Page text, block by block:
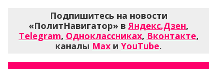
Подпишитесь на новости
«ПолитНавигатор» вЯндекс.Дзен,
Telegram, Одноклассниках, Вконтакте,
каналы Max и YouTube.